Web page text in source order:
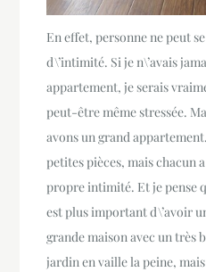
En effet, personne ne peut
d\’intimité. Si je n\’avais
appartement, je serais
peut-être même stressée.
avons un grand
petites pièces, mais chacun
propre intimité. Et je pense
est plus important d\’avoir
grande maison avec un très
jardin en vaille la peine,